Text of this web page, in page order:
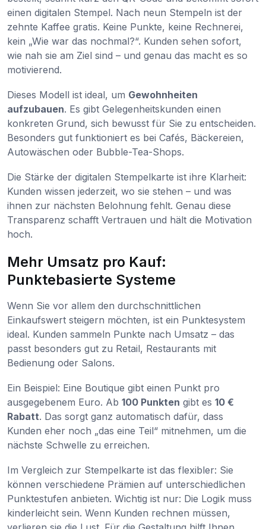
einen digitalen Stempel. Nach neun Stempeln ist der
zehnte Kaffee gratis. Keine Punkte, keine Rechnerei,
kein „Wie war das nochmal?“. Kunden sehen sofort,
wie nah sie am Ziel sind – und genau das macht es so
motivierend.
Dieses Modell ist ideal, um Gewohnheiten
aufzubauen. Es gibt Gelegenheitskunden einen
konkreten Grund, sich bewusst für Sie zu entscheiden.
Besonders gut funktioniert es bei Cafés, Bäckereien,
Autowäschen oder Bubble-Tea-Shops.
Die Stärke der digitalen Stempelkarte ist ihre Klarheit:
Kunden wissen jederzeit, wo sie stehen – und was
ihnen zur nächsten Belohnung fehlt. Genau diese
Transparenz schafft Vertrauen und hält die Motivation
hoch.
Mehr Umsatz pro Kauf:
Punktebasierte Systeme
Wenn Sie vor allem den durchschnittlichen
Einkaufswert steigern möchten, ist ein Punktesystem
ideal. Kunden sammeln Punkte nach Umsatz – das
passt besonders gut zu Retail, Restaurants mit
Bedienung oder Salons.
Ein Beispiel: Eine Boutique gibt einen Punkt pro
ausgegebenem Euro. Ab 100 Punkten gibt es 10 €
Rabatt. Das sorgt ganz automatisch dafür, dass
Kunden eher noch „das eine Teil“ mitnehmen, um die
nächste Schwelle zu erreichen.
Im Vergleich zur Stempelkarte ist das flexibler: Sie
können verschiedene Prämien auf unterschiedlichen
Punktestufen anbieten. Wichtig ist nur: Die Logik muss
kinderleicht sein. Wenn Kunden rechnen müssen,